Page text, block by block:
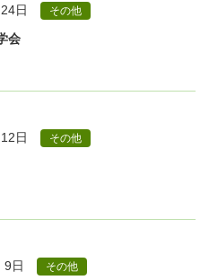
日 その他
会
日 その他
9日 その他